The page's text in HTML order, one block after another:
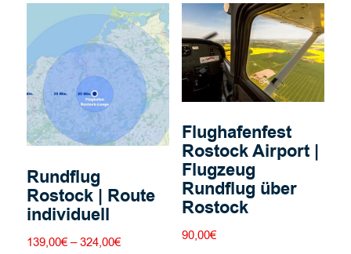
auf.
Die
Optionen
können
auf
der
Produktseite
gewählt
werden
auf.
Die
auf
der
Rundflug
Rostock | Route
individuell
139,00€–324,00€Preisspanne:
Flughafenfest
Rostock Airport |
Flugzeug
Rundflug über
Rostock
90,00€